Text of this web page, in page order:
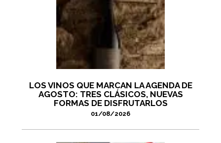
LOS VINOS QUE MARCAN LA AGENDA DE
AGOSTO: TRES CLÁSICOS, NUEVAS
FORMAS DE DISFRUTARLOS
01/08/2026